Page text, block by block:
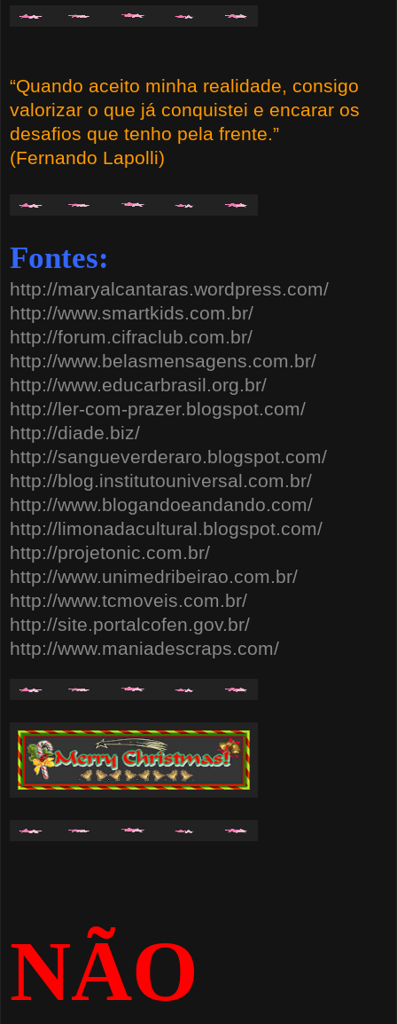
“Quando aceito minha realidade, consigo
valorizar o que já conquistei e encarar os
desafios que tenho pela frente.”
(Fernando Lapolli)
Fontes:
http://maryalcantaras.wordpress.com/
http://www.smartkids.com.br/
http://forum.cifraclub.com.br/
http://www.belasmensagens.com.br/
http://www.educarbrasil.org.br/
http://ler-com-prazer.blogspot.com/
http://diade.biz/
http://sangueverderaro.blogspot.com/
http://blog.institutouniversal.com.br/
http://www.blogandoeandando.com/
http://limonadacultural.blogspot.com/
http://projetonic.com.br/
http://www.unimedribeirao.com.br/
http://www.tcmoveis.com.br/
http://site.portalcofen.gov.br/
http://www.maniadescraps.com/
NÃO